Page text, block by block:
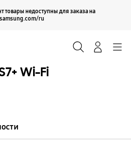
товары недоступны для заказа на
samsung.com/ru
Продолжить
Wi-Fi